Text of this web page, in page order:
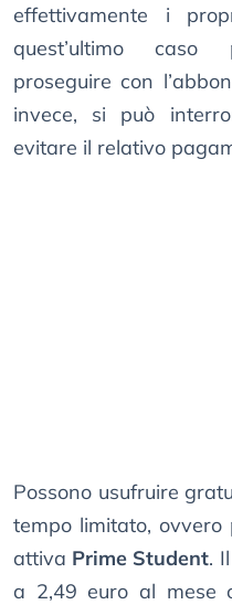
effettivamente i
quest’ultimo caso
proseguire con
invece, si può
evitare il relativo
Possono usufruire
tempo limitato,
attiva Prime Student.
a 2,49 euro al mese